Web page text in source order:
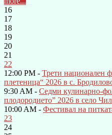
16
17
18
19
20
21
22
12:00 PM - Трети национален
плетеница“ 2026 в с.
9:30 AM - Седми кулинарно-
плодородието” 2026 в село
10:00 AM - Фестивал на
23
24